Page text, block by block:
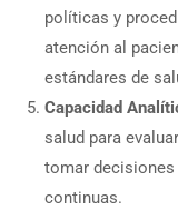
políticas y
atención al
estándares de
Capacidad
salud para
tomar
continuas.